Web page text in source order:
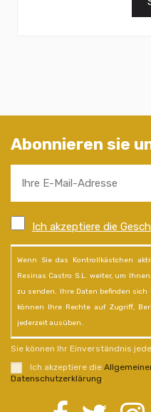
Abonnieren sie
Ich akzeptiere die
Wenn Sie das Kontrollkästchen
Resinas Castro S.L. weiter, um
zu senden. Ihre Daten befinden
können Ihre Rechte auf Zugriff,
jederzeit ausüben.
Sie können Ihr Einverständnis
Ich akzeptiere die
Datenschutzerklärung.